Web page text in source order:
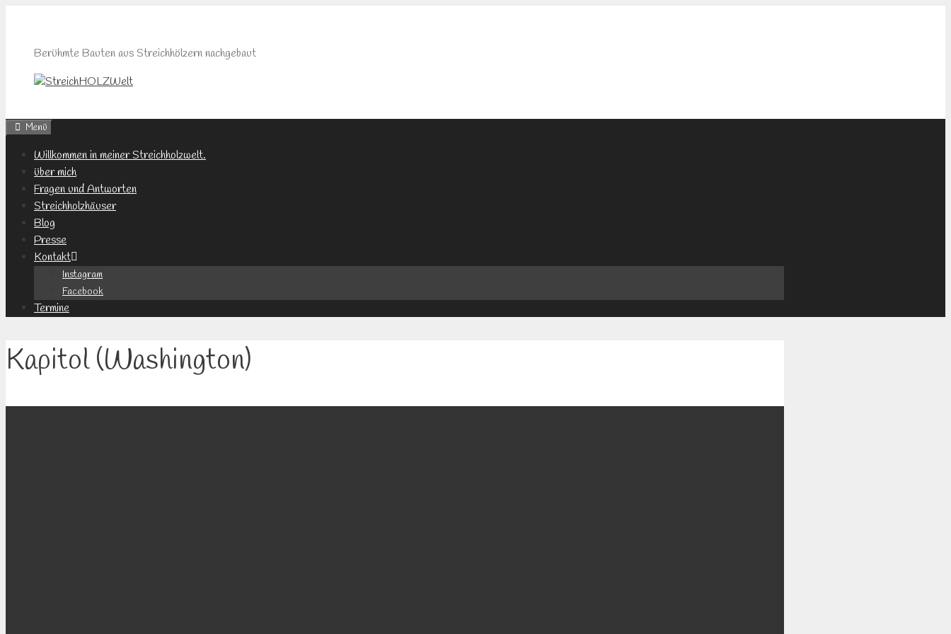
springenBerühmte Bauten aus Streichhölzern nachgebaut
Menü
Willkommen in meiner Streichholzwelt.
über mich
Fragen und Antworten
Streichholzhäuser
Blog
Presse
Kontakt
Instagram
Facebook
Termine
Kapitol (Washington)